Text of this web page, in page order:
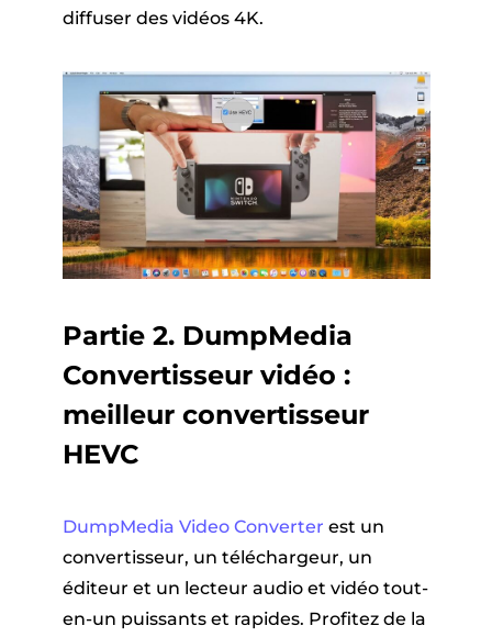
diffuser des vidéos 4K.
Partie 2. DumpMedia
Convertisseur vidéo :
meilleur convertisseur
HEVC
DumpMedia Video Converter est un
convertisseur, un téléchargeur, un
éditeur et un lecteur audio et vidéo tout-
en-un puissants et rapides. Profitez de la